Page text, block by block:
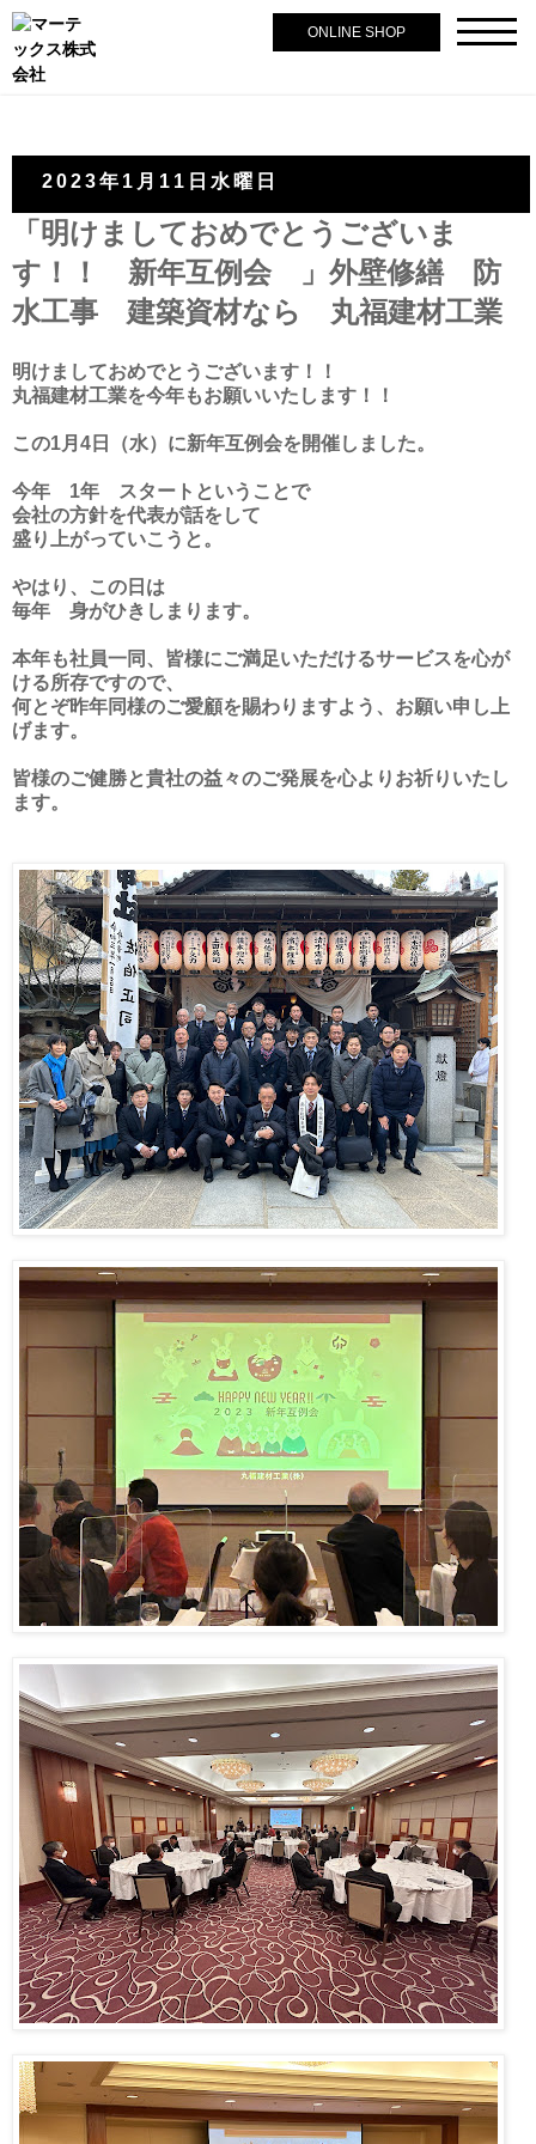
ONLINE SHOP
2023年1月11日水曜日
「明けましておめでとうございま
す！！ 新年互例会 」外壁修繕 防
水工事 建築資材なら 丸福建材工業
明けましておめでとうございます！！
丸福建材工業を今年もお願いいたします！！
この1月4日（水）に新年互例会を開催しました。
今年 1年 スタートということで
会社の方針を代表が話をして
盛り上がっていこうと。
やはり、この日は
毎年 身がひきしまります。
本年も社員一同、皆様にご満足いただけるサービスを心が
ける所存ですので、
何とぞ昨年同様のご愛顧を賜わりますよう、お願い申し上
げます。
皆様のご健勝と貴社の益々のご発展を心よりお祈りいたし
ます。